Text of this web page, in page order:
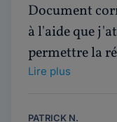
Document
à l'aide que
permettre la
Lire plus
PATRICK N.